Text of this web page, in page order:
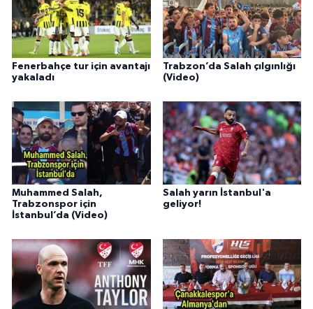
Fenerbahçe tur için avantajı
yakaladı
Trabzon’da Salah çılgınlığı
(Video)
Muhammed Salah,
Trabzonspor için
İstanbul’da (Video)
Salah yarın İstanbul'a
geliyor!